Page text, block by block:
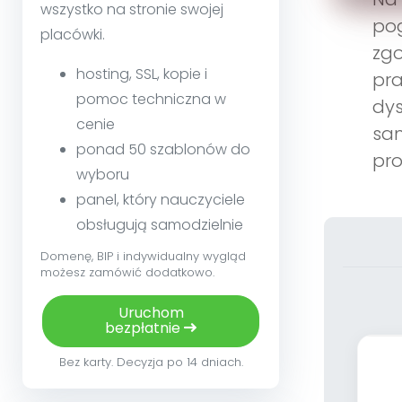
wszystko na stronie swojej
placówki.
hosting, SSL, kopie i
pomoc techniczna w
cenie
ponad 50 szablonów do
wyboru
panel, który nauczyciele
obsługują samodzielnie
Domenę, BIP i indywidualny wygląd
możesz zamówić dodatkowo.
Uruchom
bezpłatnie
Bez karty. Decyzja po 14 dniach.